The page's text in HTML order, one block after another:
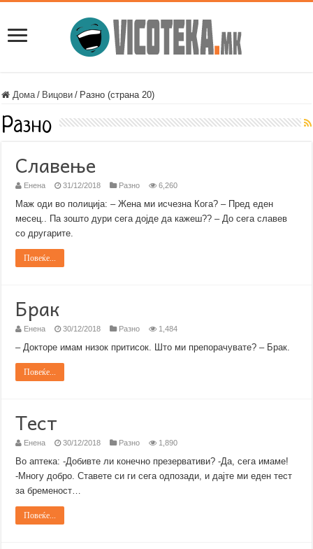
Дома / Вицови / Разно (страна 20)
Разно
Славење
Енена 31/12/2018 Разно 6,260
Маж оди во полиција: – Жена ми исчезна Кога? – Пред еден
месец.. Па зошто дури сега дојде да кажеш?? – До сега славев
со другарите.
Повеќе...
Брак
Енена 30/12/2018 Разно 1,484
– Докторе имам низок притисок. Што ми препорачувате? – Брак.
Повеќе...
Тест
Енена 30/12/2018 Разно 1,890
Во аптека: -Добивте ли конечно презервативи? -Да, сега имаме!
-Многу добро. Ставете си ги сега одпозади, и дајте ми еден тест
за бременост…
Повеќе...